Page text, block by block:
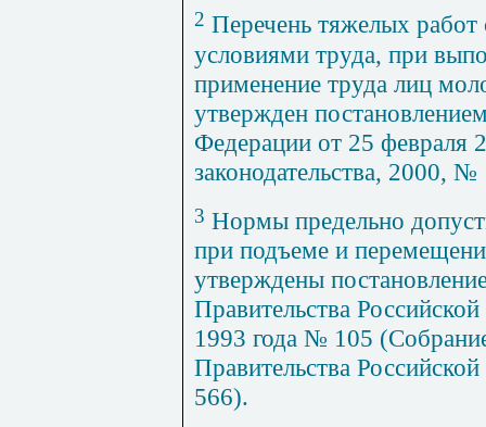
2 Перечень тяжелых
условиями труда, при
применение труда лиц
утвержден
Федерации от 25 февраля
законодательства, 2000,
3 Нормы предельно
при подъеме и
утверждены
Правительства
1993 года № 105
Правительства
566).